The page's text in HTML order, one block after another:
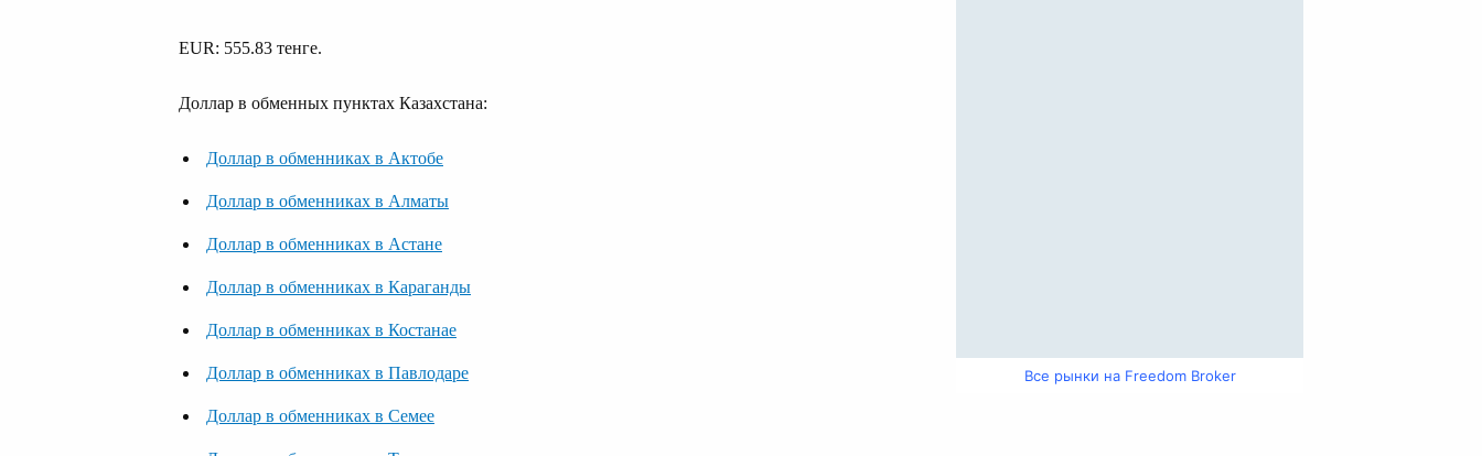
EUR: 555.83 тенге.
Доллар в обменных пунктах Казахстана:
Доллар в обменниках в Актобе
Доллар в обменниках в Алматы
Доллар в обменниках в Астане
Доллар в обменниках в Караганды
Доллар в обменниках в Костанае
Доллар в обменниках в Павлодаре
Доллар в обменниках в Семее
Все рынки на Freedom Broker